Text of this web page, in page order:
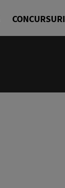
CONCURSURI